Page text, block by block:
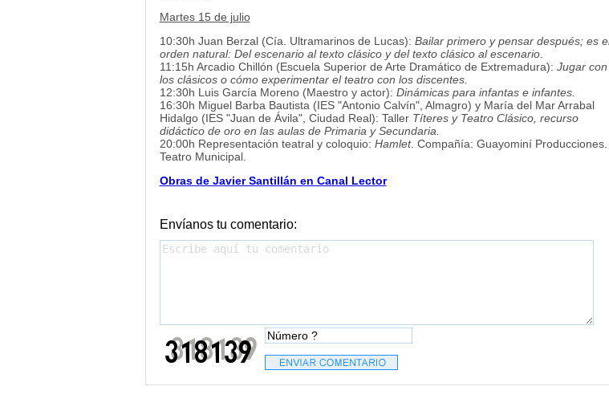
Martes 15 de julio
10:30h Juan Berzal (Cía. Ultramarinos de Lucas): Bailar primero y pensar después; es
orden natural: Del escenario al texto clásico y del texto clásico al escenario.
11:15h Arcadio Chillón (Escuela Superior de Arte Dramático de Extremadura): Jugar con
los clásicos o cómo experimentar el teatro con los discentes.
12:30h Luis García Moreno (Maestro y actor): Dinámicas para infantas e infantes.
16:30h Miguel Barba Bautista (IES "Antonio Calvín", Almagro) y María del Mar Arrabal
Hidalgo (IES "Juan de Ávila", Ciudad Real): Taller Títeres y Teatro Clásico, recurso
didáctico de oro en las aulas de Primaria y Secundaria.
20:00h Representación teatral y coloquio: Hamlet. Compañía: Guayominí Producciones.
Teatro Municipal.
Obras de Javier Santillán en Canal Lector
Envíanos tu comentario: